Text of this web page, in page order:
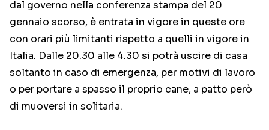
dal governo nella conferenza stampa del 20
gennaio scorso, è entrata in vigore in queste ore
con orari più limitanti rispetto a quelli in vigore in
Italia. Dalle 20.30 alle 4.30 si potrà uscire di casa
soltanto in caso di emergenza, per motivi di lavoro
o per portare a spasso il proprio cane, a patto però
di muoversi in solitaria.